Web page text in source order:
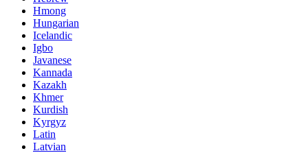
Hmong
Hungarian
Icelandic
Igbo
Javanese
Kannada
Kazakh
Khmer
Kurdish
Kyrgyz
Latin
Latvian